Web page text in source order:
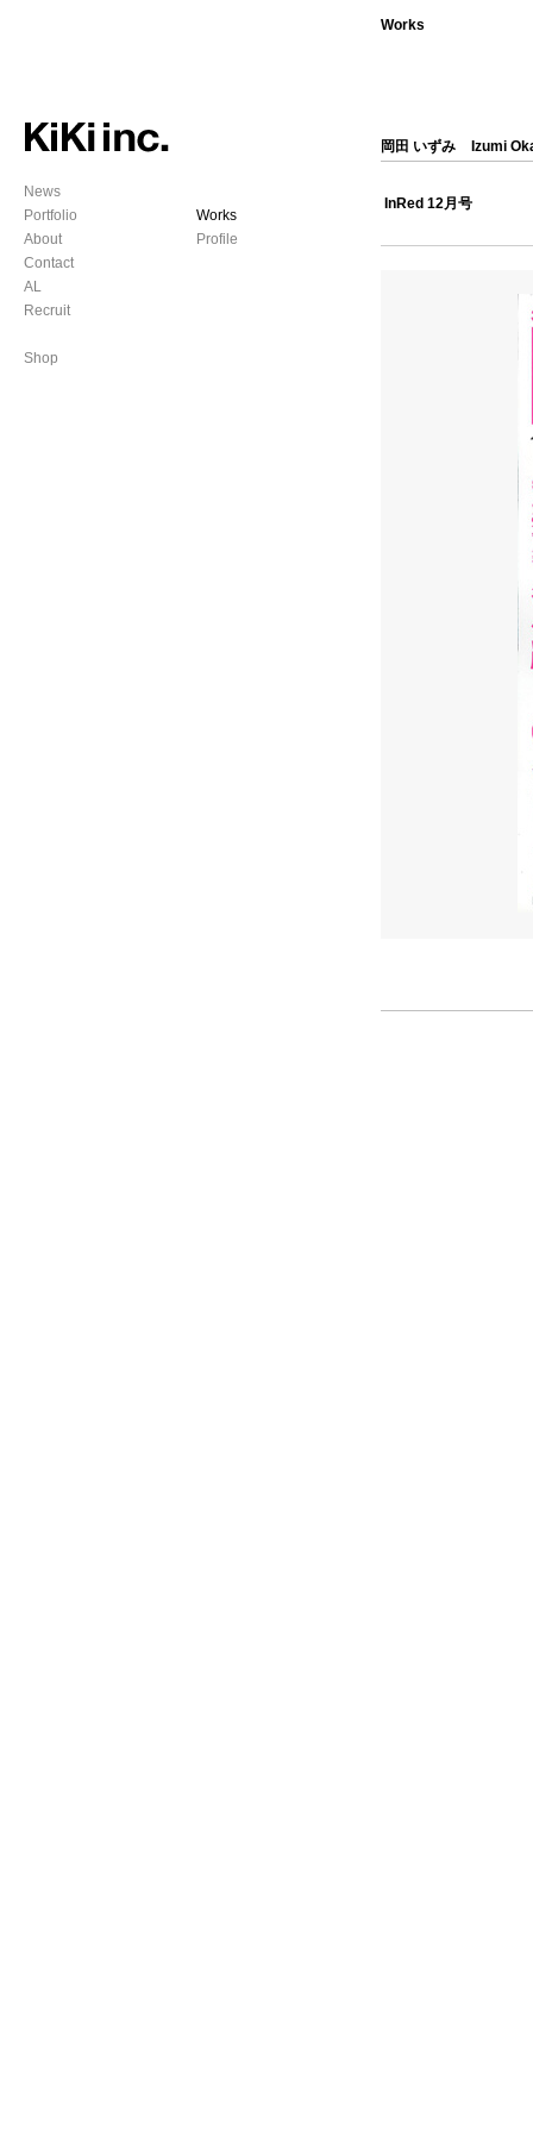
News
Portfolio
About
Contact
AL
Recruit
Shop
Works
Profile
Works
岡田 いずみ Izumi
InRed 12月号